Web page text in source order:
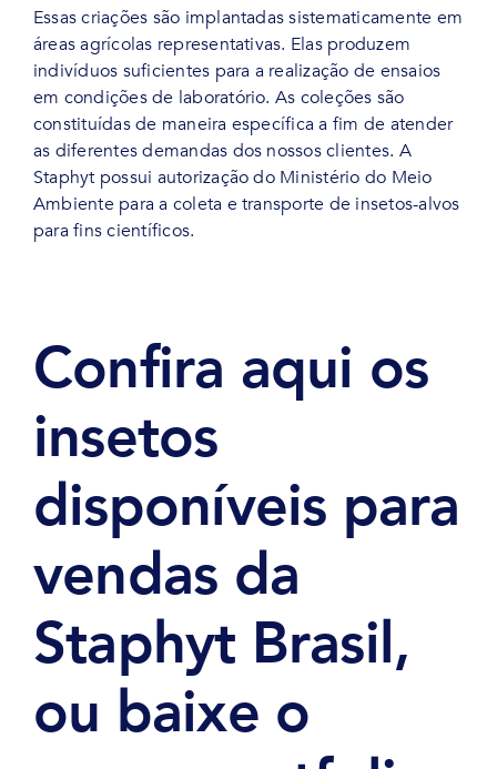
Essas criações são implantadas sistematicamente em
áreas agrícolas representativas. Elas produzem
indivíduos suficientes para a realização de ensaios
em condições de laboratório. As coleções são
constituídas de maneira específica a fim de atender
as diferentes demandas dos nossos clientes. A
Staphyt possui autorização do Ministério do Meio
Ambiente para a coleta e transporte de insetos-alvos
para fins científicos.
Confira aqui os
insetos
disponíveis para
vendas da
Staphyt Brasil,
ou baixe o